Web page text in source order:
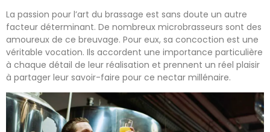
La passion pour l’art du brassage est sans doute un autre
facteur déterminant. De nombreux microbrasseurs sont des
amoureux de ce breuvage. Pour eux, sa concoction est une
véritable vocation. Ils accordent une importance particulière
à chaque détail de leur réalisation et prennent un réel plaisir
à partager leur savoir-faire pour ce nectar millénaire.